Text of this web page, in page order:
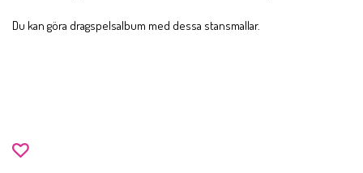
Du kan göra dragspelsalbum med dessa stansmallar.